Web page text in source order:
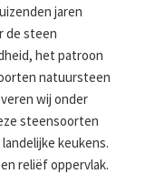
jaren
de steen
het patroon
natuursteen
wij onder
steensoorten
keukens.
reliëf oppervlak.